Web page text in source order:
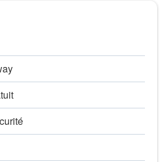
façon dont tout le littoral a été
belles et charmantes plages
belles façades des bâtiments
tout en découvrant les
importants qui ont fait grandir la
le quartier charismatique de La
sa plage urbaine animée
au sol du port olympique, l’une
la compétition, et un endroit